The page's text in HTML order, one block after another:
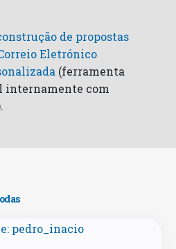
de propostas
Eletrónico
(ferramenta
internamente com